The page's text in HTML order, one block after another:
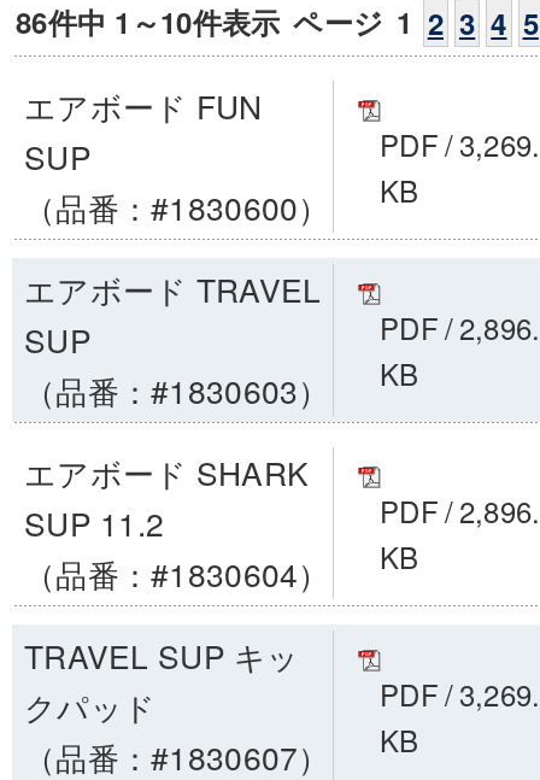
86件中 1～10件表示 ページ 1 2 3 4 5
エアボード FUN
SUP
（品番：#1830600）
PDF/
KB
エアボード TRAVEL
SUP
（品番：#1830603）
PDF/
KB
エアボード SHARK
SUP 11.2
（品番：#1830604）
PDF/
KB
TRAVEL SUP キッ
クパッド
（品番：#1830607）
PDF/
KB